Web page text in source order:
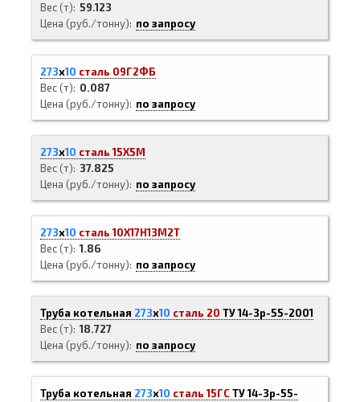
Вес (т) 59.123
Цена (руб./тонну)
по запросу
273х10 сталь 09Г2ФБ
Вес (т)
0.087
Цена (руб./тонну)
по запросу
273х10 сталь 15Х5М
Вес (т)
37.825
Цена (руб./тонну)
по запросу
273х10 сталь 10Х17Н13М2Т
Вес (т) 1.86
Цена (руб./тонну)
по запросу
Труба котельная 273х10 сталь 20 ТУ 14-3р-55-2001
Вес (т) 18.727
Цена (руб./тонну)
по запросу
Труба котельная 273х10 сталь 15ГСТУ 14-3р-55-